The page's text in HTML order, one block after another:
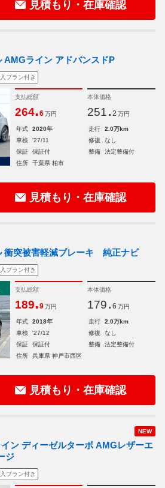
見積もり・在庫確認
AMGライン アドバンスドP
プラン付き
支払総額
264.6 万円
本体価格
251. 2 万円
年式 2020年 走行
2.0万km
車検
'27/11 修復
なし
保証
保証付 整備
法定整備付
住所
千葉県 柏市
見積もり・在庫確認
衝突被害軽減ブレーキ 純正ナビ
プラン付き
支払総額
189.9 万円
本体価格
179. 6 万円
年式 2018年 走行
2.0万km
車検
'27/12 修復
なし
保証
保証付 整備
法定整備付
住所
兵庫県 神戸市西区
見積もり・在庫確認
NEW
ン ディーゼルターボ AMGレザーエ
ジ
プラン付き